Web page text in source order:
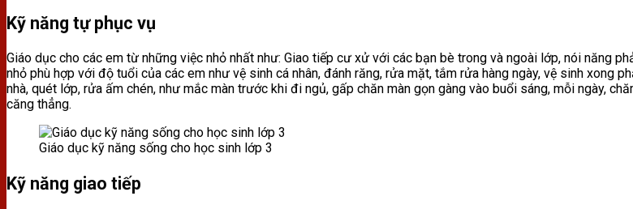
Kỹ năng tự phục vụ
Giáo dục cho các em từ những việc nhỏ nhất như: Giao tiếp cư xử với các bạn bè trong và ngoài lớp, nói năng
nhỏ phù hợp với độ tuổi của các em như vệ sinh cá nhân, đánh răng, rửa mặt, tắm rửa hàng ngày, vệ sinh xong
nhà, quét lớp, rửa ấm chén, như mắc màn trước khi đi ngủ, gấp chăn màn gọn gàng vào buổi sáng, mỗi ngày,
căng thẳng.
Giáo dục kỹ năng sống cho học sinh lớp 3
Kỹ năng giao tiếp